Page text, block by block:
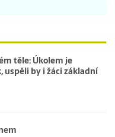
těle: Úkolem je
uspěli by i žáci základní